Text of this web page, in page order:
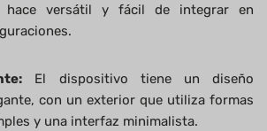
versátil y fácil de integrar en
El dispositivo tiene un diseño
con un exterior que utiliza formas
y una interfaz minimalista.